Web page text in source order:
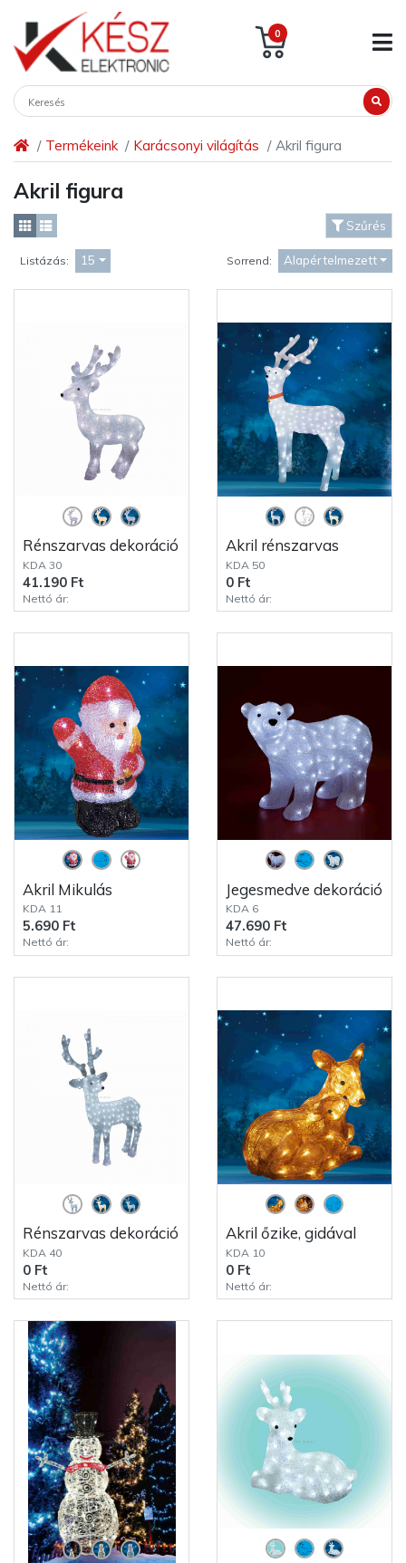
0
Termékeink Karácsonyi világítás Akril figura
Akril figura
Szűrés
Listázás: 15 Sorrend: Alapértelmezett
Rénszarvas dekoráció
KDA 30
41.190 Ft
Nettó ár:
Akril rénszarvas
KDA 50
0 Ft
Nettó ár:
Akril Mikulás
KDA 11
5.690 Ft
Nettó ár:
Jegesmedve dekoráció
KDA 6
47.690 Ft
Nettó ár:
Rénszarvas dekoráció
KDA 40
0 Ft
Nettó ár:
Akril őzike, gidával
KDA 10
0 Ft
Nettó ár: